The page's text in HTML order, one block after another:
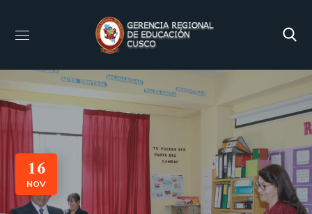
16
NOV